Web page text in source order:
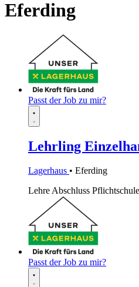
Eferding
Passt der Job zu mir?
Lehrling
Lagerhaus • Eferding
LehreAbschluss Pflichtschule
Passt der Job zu mir?